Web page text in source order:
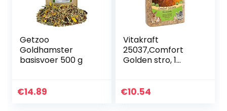
Getzoo
Goldhamster
basisvoer 500 g
€14.89
Vitakraft
25037,Comfort
Golden stro, 1
€10.54